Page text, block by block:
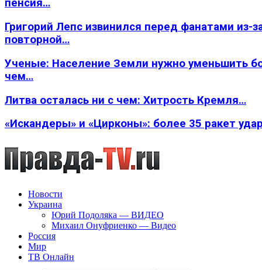
пенсия…
Григорий Лепс извинился перед фанатами из-
повторной…
Ученые: Население Земли нужно уменьшить
чем…
Литва осталась ни с чем: Хитрость Кремля…
«Искандеры» и «Цирконы»: более 35 ракет
Новости
Украина
Юрий Подоляка — ВИДЕО
Михаил Онуфриенко — Видео
Россия
Мир
ТВ Онлайн